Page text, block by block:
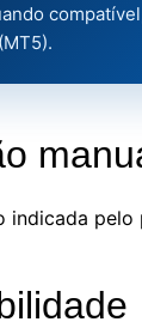
indicada